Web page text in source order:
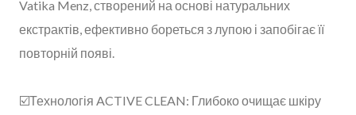
Vatika Menz, створений на основі натуральних
екстрактів, ефективно бореться з лупою і запобігає її
повторній появі.
☑️Технологія ACTIVE CLEAN: Глибоко очищає шкіру